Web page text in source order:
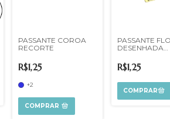
PASSANTE COROA
RECORTE
R$1,25
+2
COMPRAR
PASSANTE
DESENHADA
R$1,25